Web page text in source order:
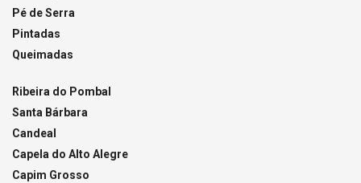
Pé de Serra
Pintadas
Queimadas
Ribeira do Pombal
Santa Bárbara
Candeal
Capela do Alto Alegre
Capim Grosso